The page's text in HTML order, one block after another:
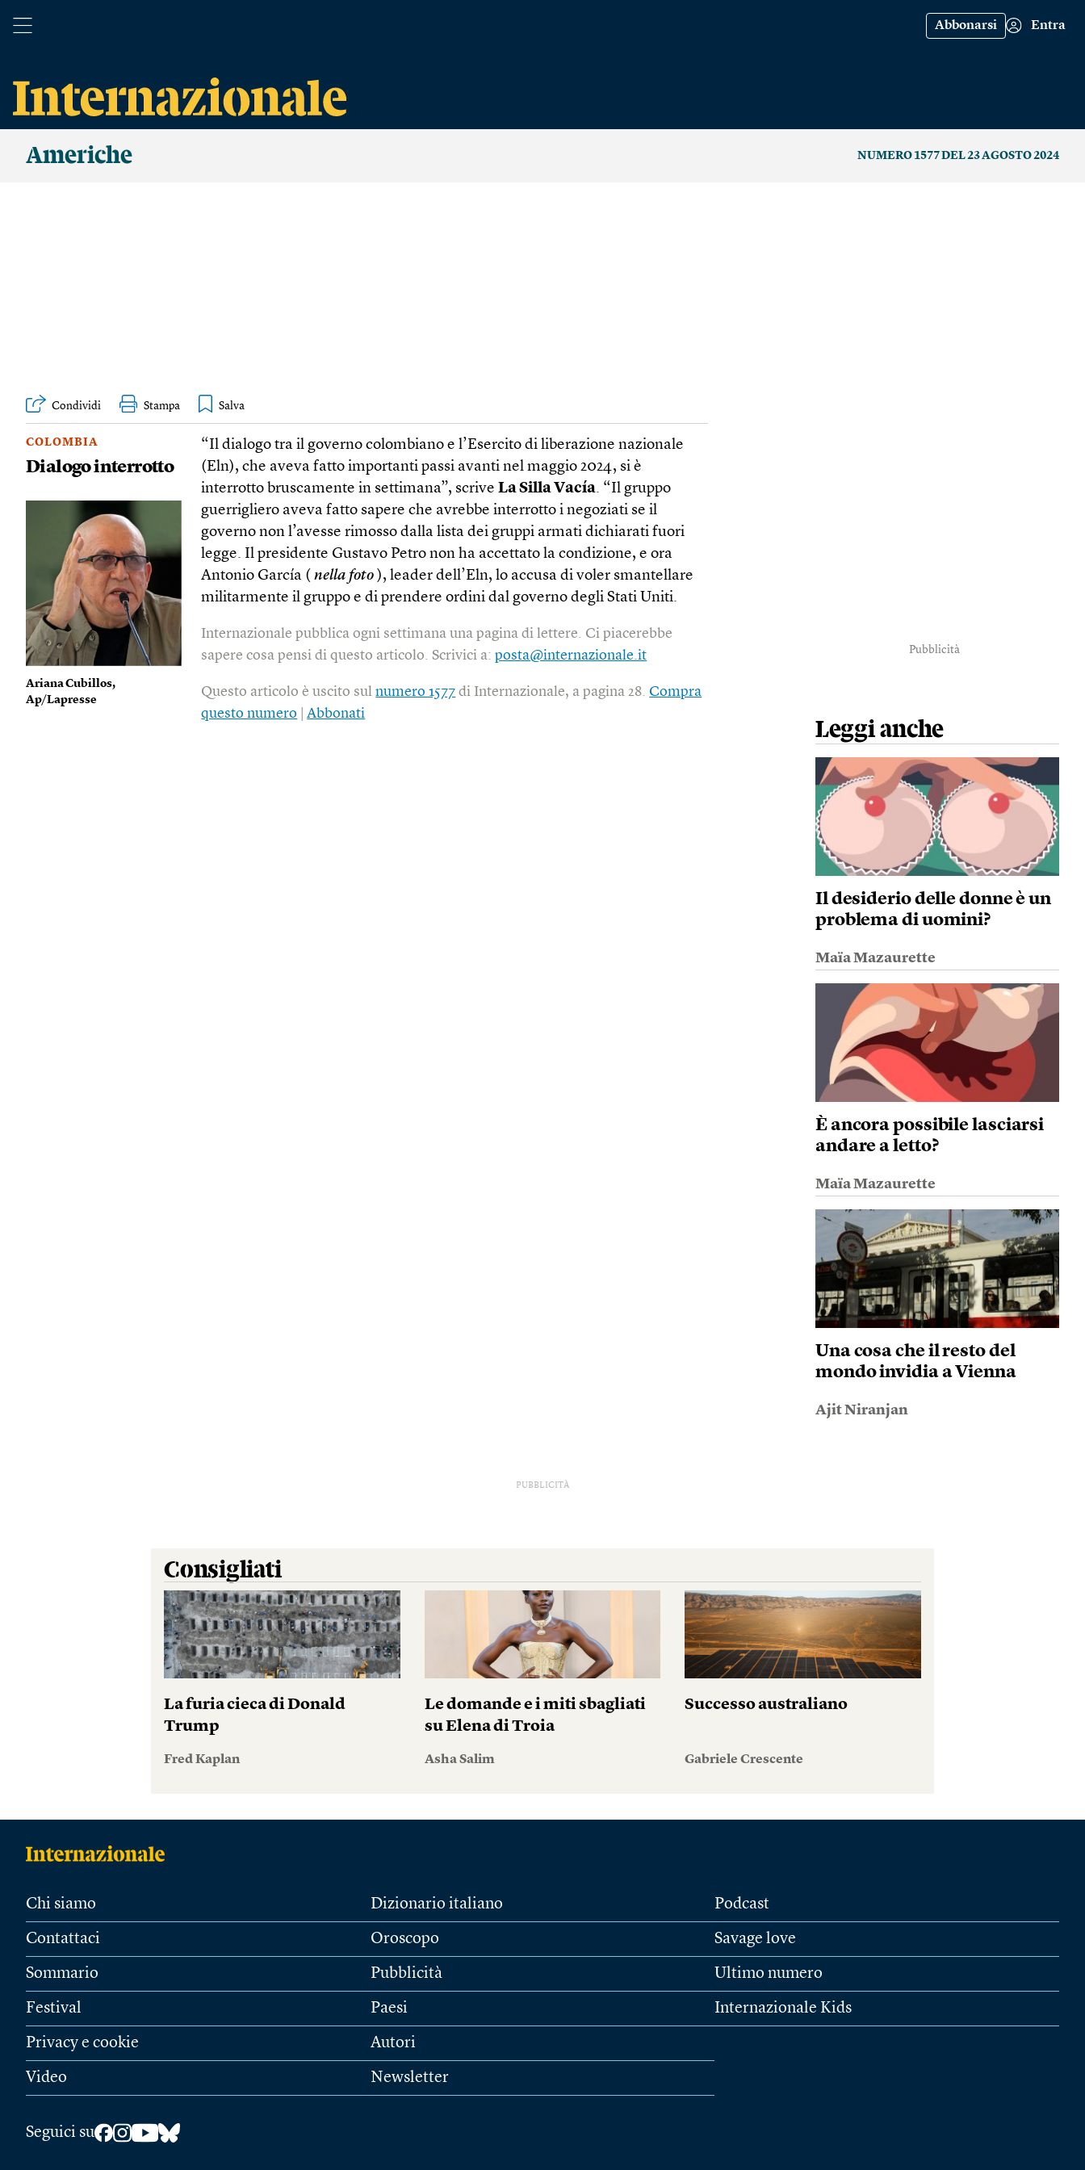
Abbonarsi Entra
Americhe NUMERO 1577 DEL 23 AGOSTO 2024
Condividi Stampa
COLOMBIA
Dialogo interrotto
Ariana Cubillos,
Ap/Lapresse
“Il dialogo tra il governo colombiano e l’Esercito di liberazione nazionale
(Eln), che aveva fatto importanti passi avanti nel maggio 2024, si è
interrotto bruscamente in settimana”, scriveLa Silla Vacía. “Il gruppo
guerrigliero aveva fatto sapere che avrebbe interrotto i negoziati se il
governo non l’avesse rimosso dalla lista dei gruppi armati dichiarati fuori
legge. Il presidente Gustavo Petro non ha accettato la condizione, e ora
Antonio García (nella foto ), leader dell’Eln, lo accusa di voler smantellare
militarmente il gruppo e di prendere ordini dal governo degli Stati Uniti.
Internazionale pubblica ogni settimana una pagina di lettere. Ci piacerebbe
sapere cosa pensi di questo articolo. Scrivici a:posta@internazionale.it
Questo articolo è uscito sulnumero 1577 di Internazionale, a pagina 28.Compra
questo numero |Abbonati
Pubblicità
Leggi anche
Il desiderio delle donne è un
problema di uomini?
Maïa Mazaurette
È ancora possibile lasciarsi
andare a letto?
Maïa Mazaurette
Una cosa che il resto del
mondo invidia a Vienna
Ajit Niranjan
PUBBLICITÀ
Consigliati
La furia cieca di Donald
Trump
Fred Kaplan
Le domande e i miti sbagliati
su Elena di Troia
Asha Salim
Successo australiano
Gabriele Crescente
Chi siamo
Contattaci
Sommario
Festival
Privacy e cookie
Video
Dizionario italiano
Oroscopo
Pubblicità
Paesi
Autori
Newsletter
Podcast
Savage love
Ultimo numero
Internazionale Kids
Seguici su